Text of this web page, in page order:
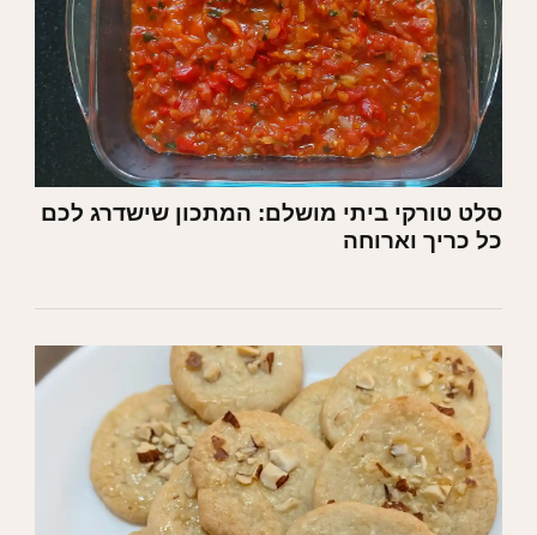
סלט טורקי ביתי מושלם: המתכון שישדרג לכם
כל כריך וארוחה